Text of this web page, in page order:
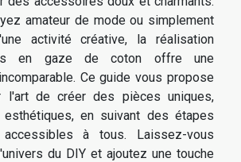
amateur de mode ou simplement
activité créative, la réalisation
en gaze de coton offre une
Ce guide vous propose
l'art de créer des pièces uniques,
en suivant des étapes
à tous. Laissez-vous
du DIY et ajoutez une touche